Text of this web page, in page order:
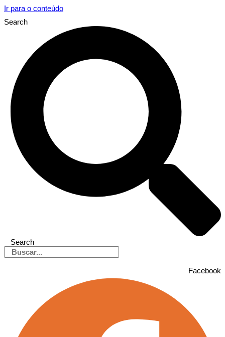
Ir para o conteúdo
Search
Search
Facebook